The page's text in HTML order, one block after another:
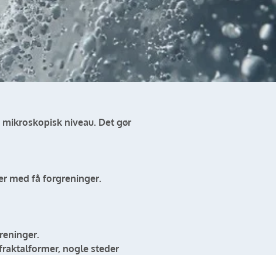
niveau. Det gør
med få forgreninger.
nogle steder